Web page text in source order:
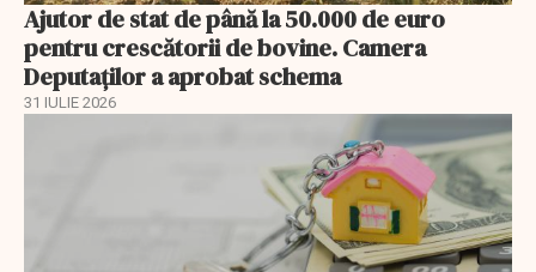
Ajutor de stat de până la 50.000 de euro
pentru crescătorii de bovine. Camera
Deputaților a aprobat schema
31 IULIE 2026